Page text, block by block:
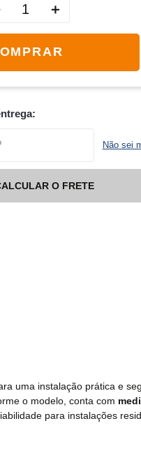
＋
Não sei
O FRETE
uma instalação prática e
o modelo, conta com
para instalações